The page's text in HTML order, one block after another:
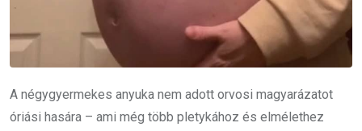
A négygyermekes anyuka nem adott orvosi magyarázatot
óriási hasára – ami még több pletykához és elmélethez